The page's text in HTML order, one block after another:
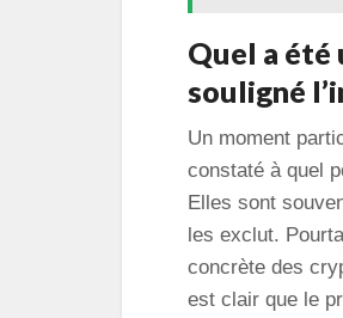
Quel a été
souligné
Un moment
constaté à quel
Elles sont
les exclut.
concrète des
est clair que le